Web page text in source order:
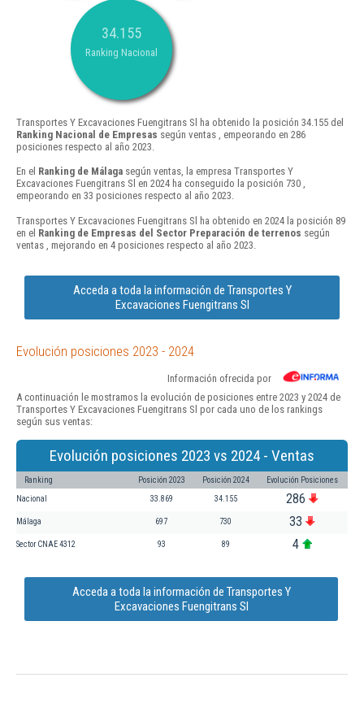
34.155
Ranking Nacional
Transportes Y Excavaciones Fuengitrans Sl ha obtenido la posición 34.155 del
Ranking Nacional de Empresas según ventas , empeorando en 286
posiciones respecto al año 2023.
En el Ranking de Málaga según ventas, la empresa Transportes Y
Excavaciones Fuengitrans Sl en 2024 ha conseguido la posición 730 ,
empeorando en 33 posiciones respecto al año 2023.
Transportes Y Excavaciones Fuengitrans Sl ha obtenido en 2024 la posición 89
en el Ranking de Empresas del Sector Preparación de terrenos según
ventas , mejorando en 4 posiciones respecto al año 2023.
Acceda a toda la información de Transportes Y
Excavaciones Fuengitrans Sl
Evolución posiciones 2023 - 2024
Información ofrecida por
A continuación le mostramos la evolución de posiciones entre 2023 y 2024 de
Transportes Y Excavaciones Fuengitrans Sl por cada uno de los rankings
según sus ventas:
Evolución posiciones 2023 vs 2024 - Ventas
Ranking Posición 2023 Posición 2024 Evolución Posiciones
Nacional 33.869 34.155 286
Málaga 697 730 33
Sector CNAE 4312 93 89 4
Acceda a toda la información de Transportes Y
Excavaciones Fuengitrans Sl